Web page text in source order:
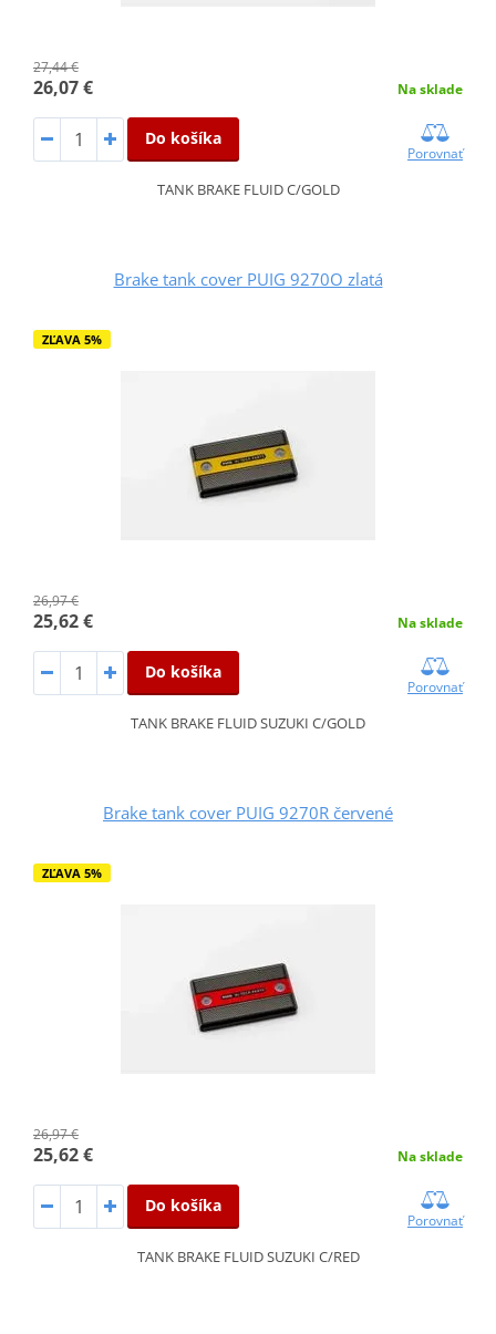
27,44 €
26,07 € Na sklade
Do košíka
Porovnať
TANK BRAKE FLUID C/GOLD
Brake tank cover PUIG 9270O zlatá
ZĽAVA 5%
26,97 €
25,62 € Na sklade
Do košíka
Porovnať
TANK BRAKE FLUID SUZUKI C/GOLD
Brake tank cover PUIG 9270R červené
ZĽAVA 5%
26,97 €
25,62 € Na sklade
Do košíka
Porovnať
TANK BRAKE FLUID SUZUKI C/RED